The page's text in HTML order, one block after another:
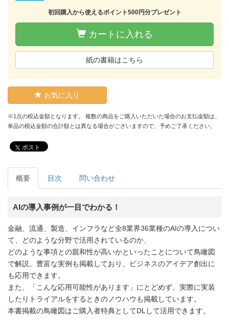
初回購入から使えるポイント500円分プレゼント
カートに入れる
紙の書籍はこちら
お気に入り
※1点の税込金額となります。 複数の商品をご購入いただいた場合のお支払金額は、
単品の税込金額の合計額とは異なる場合がございますので、予めご了承ください。
ポスト
概要 目次 問い合わせ
AIの導入事例が一目でわかる！
金融、流通、製造、インフラなど全8業界36業種のAIの導入につい
て、どのような分野で活用されているのか、
どのような事項との親和性が高いかといったことについて鳥瞰図
で解説。豊富な実例も掲載しており、ビジネスのアイデア創出に
も応用できます。
また、「こんな応用可能性があります」にとどめず、実際に実装
したりトライアルをするときのノウハウも掲載しています。
本書掲載の鳥瞰図はご購入者特典としてDLして活用できます。